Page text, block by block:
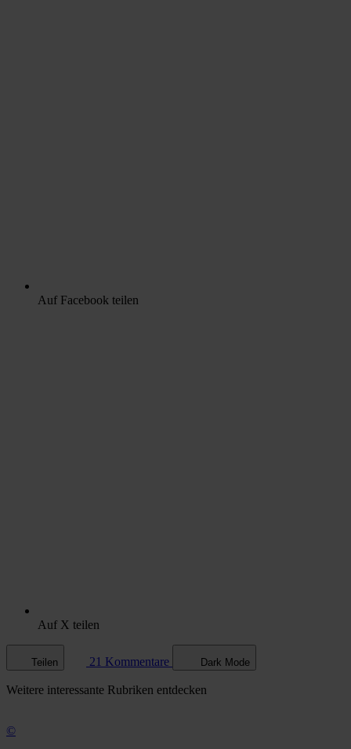
Auf Facebook teilen
Auf X teilen
Teilen 21 Kommentare Dark Mode
Weitere interessante Rubriken entdecken
©